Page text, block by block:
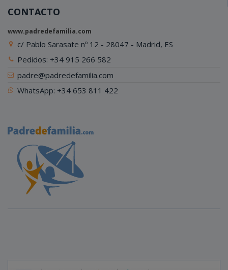
CONTACTO
www.padredefamilia.com
c/ Pablo Sarasate nº 12 - 28047 - Madrid, ES
Pedidos: +34 915 266 582
padre@padredefamilia.com
WhatsApp: +34 653 811 422